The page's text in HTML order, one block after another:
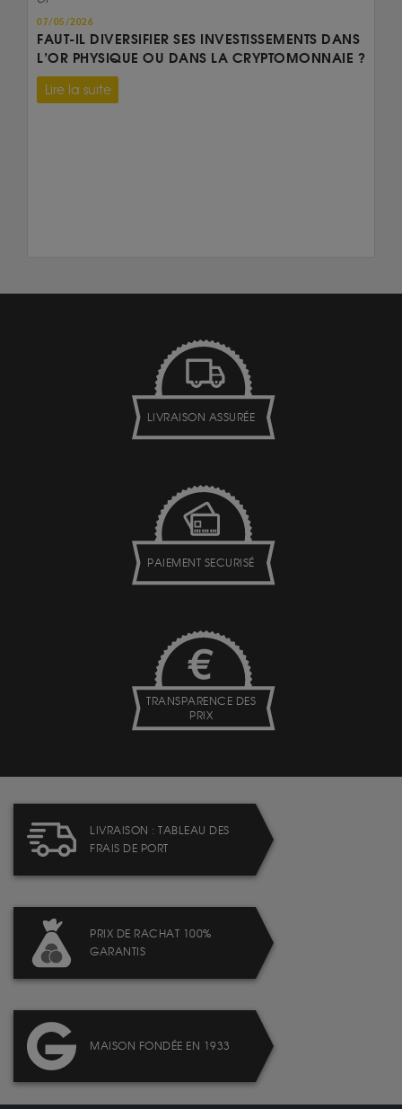
07/05/2026
FAUT-IL DIVERSIFIER SES INVESTISSEMENTS DANS
L’OR PHYSIQUE OU DANS LA CRYPTOMONNAIE ?
Lire la suite
LIVRAISON ASSURÉE
PAIEMENT SECURISÉ
TRANSPARENCE DES
PRIX
LIVRAISON : TABLEAU DES
FRAIS DE PORT
PRIX DE RACHAT 100%
GARANTIS
MAISON FONDÉE EN 1933